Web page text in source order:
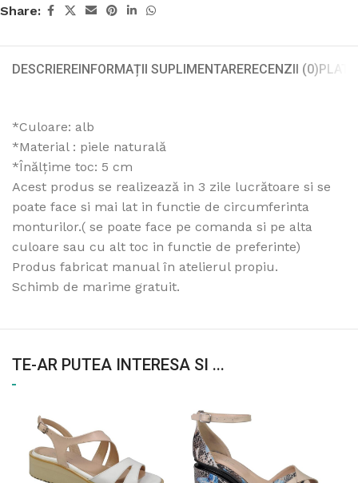
Share:
DESCRIEREINFORMAȚII SUPLIMENTARERECENZII (0)
*Culoare: alb
*Material : piele naturală
*Înălțime toc: 5 cm
Acest produs se realizează in 3 zile lucrătoare si se
poate face si mai lat in functie de circumferinta
monturilor.( se poate face pe comanda si pe alta
culoare sau cu alt toc in functie de preferinte)
Produs fabricat manual în atelierul propiu.
Schimb de marime gratuit.
TE-AR PUTEA INTERESA SI ...